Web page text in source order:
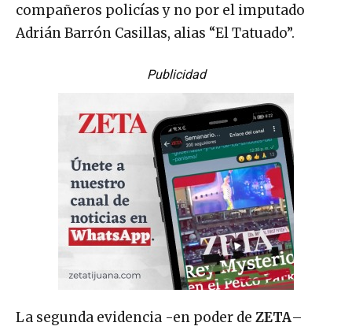
compañeros policías y no por el imputado
Adrián Barrón Casillas, alias “El Tatuado”.
Publicidad
La segunda evidencia -en poder de ZETA–